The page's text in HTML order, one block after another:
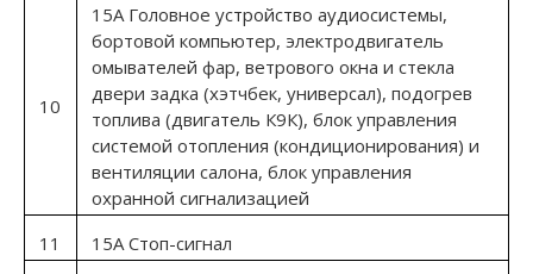
10
15А Головное устройство аудиосистемы,
бортовой компьютер, электродвигатель
омывателей фар, ветрового окна и стекла
двери задка (хэтчбек, универсал), подогрев
топлива (двигатель К9К), блок управления
системой отопления (кондициони­рования) и
вентиляции салона, блок управления
охранной сигнализацией
11
15А Стоп-сигнал